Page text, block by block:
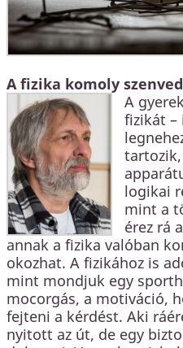
A fizika komoly
A
fizikát –
logikai
mint a
érez rá
annak a fizika valóban
okozhat. A fizikához is
mint mondjuk egy
mocorgás, a motiváció,
fejteni a kérdést. Aki
nyitott az út, de egy